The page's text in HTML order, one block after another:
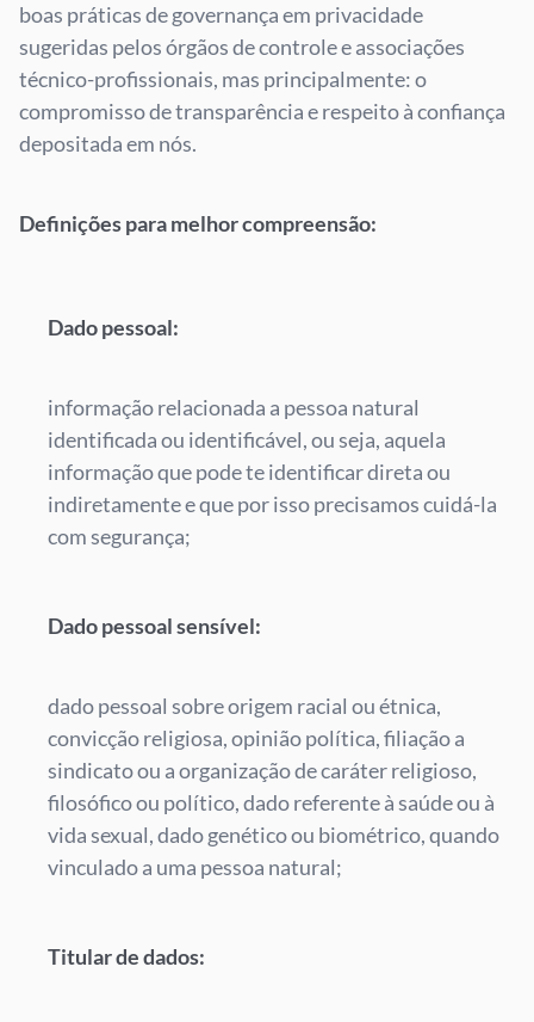
boas práticas de governança em privacidade
sugeridas pelos órgãos de controle e associações
técnico-profissionais, mas principalmente: o
compromisso de transparência e respeito à confiança
depositada em nós.
Definições para melhor compreensão:
Dado pessoal:
informação relacionada a pessoa natural
identificada ou identificável, ou seja, aquela
informação que pode te identificar direta ou
indiretamente e que por isso precisamos cuidá-la
com segurança;
Dado pessoal sensível:
dado pessoal sobre origem racial ou étnica,
convicção religiosa, opinião política, filiação a
sindicato ou a organização de caráter religioso,
filosófico ou político, dado referente à saúde ou à
vida sexual, dado genético ou biométrico, quando
vinculado a uma pessoa natural;
Titular de dados: